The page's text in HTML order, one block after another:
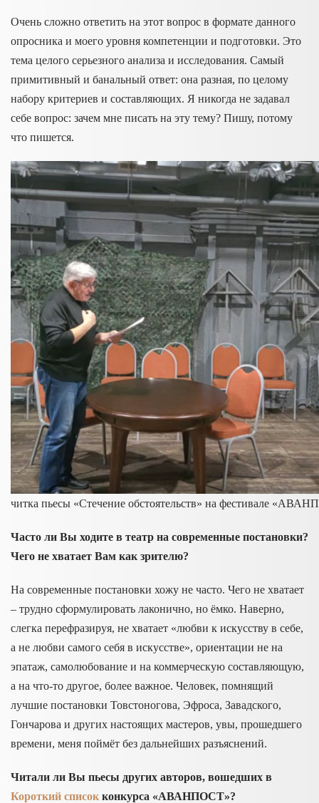
Очень сложно ответить на этот вопрос в формате данного
опросника и моего уровня компетенции и подготовки. Это
тема целого серьезного анализа и исследования. Самый
примитивный и банальный ответ: она разная, по целому
набору критериев и составляющих. Я никогда не задавал
себе вопрос: зачем мне писать на эту тему? Пишу, потому
что пишется.
читка пьесы «Стечение обстоятельств» на фестивале
Часто ли Вы ходите в театр на современные постановки?
Чего не хватает Вам как зрителю?
На современные постановки хожу не часто. Чего не хватает
– трудно сформулировать лаконично, но ёмко. Наверно,
слегка перефразируя, не хватает «любви к искусству в себе,
а не любви самого себя в искусстве», ориентации не на
эпатаж, самолюбование и на коммерческую составляющую,
а на что-то другое, более важное. Человек, помнящий
лучшие постановки Товстоногова, Эфроса, Завадского,
Гончарова и других настоящих мастеров, увы, прошедшего
времени, меня поймёт без дальнейших разъяснений.
Читали ли Вы пьесы других авторов, вошедших в
Короткий список конкурса «АВАНПОСТ»?